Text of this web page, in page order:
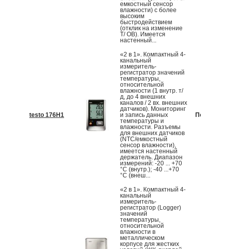
емкостный сенсор
влажности) с более
высоким
быстродействием
(отклик на изменение
Т/ ОВ). Имеется
настенный...
testo 176H1
«2 в 1». Компактный 4-
канальный
измеритель-
регистратор значений
температуры,
относительной
влажности (1 внутр. т/
д, до 4 внешних
каналов / 2 вх. внешних
датчиков). Мониторинг
и запись данных
температуры и
влажности. Разъемы
для внешних датчиков
(NTC/емкостный
сенсор влажности),
имеется настенный
держатель. Диапазон
измерений: -20 ... +70
°С (внутр.); -40 ...+70
°С (внеш...
По
«2 в 1». Компактный 4-
канальный
измеритель-
регистратор (Logger)
значений
температуры,
относительной
влажности в
металлическом
корпусе для жестких